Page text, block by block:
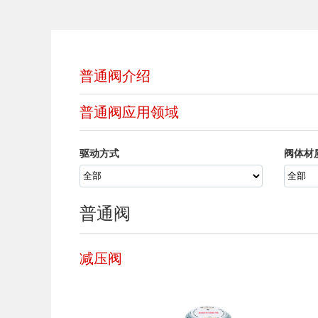
普通阀介绍
普通阀应用领域
驱动方式 阀体材
普通阀
减压阀